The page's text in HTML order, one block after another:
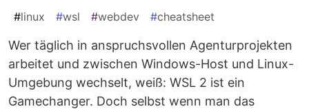
#linux #wsl #webdev #cheatsheet
Wer täglich in anspruchsvollen Agenturprojekten
arbeitet und zwischen Windows-Host und Linux-
Umgebung wechselt, weiß: WSL 2 ist ein
Gamechanger. Doch selbst wenn man das